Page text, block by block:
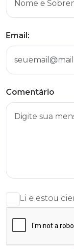
Email:
Comentário
Li e estou